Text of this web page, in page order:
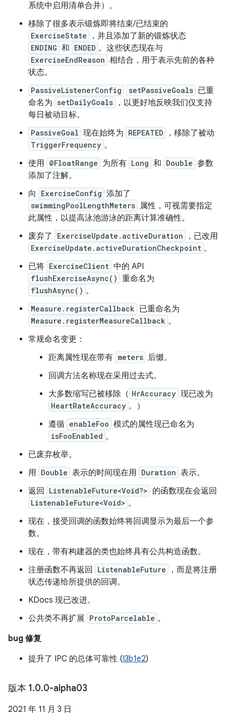
系统中启用清单合并）。
移除了很多表示锻炼即将结束/已结束的
ExerciseState ，并且添加了新的锻炼状态
ENDING 和 ENDED 。这些状态现在与
ExerciseEndReason 相结合，用于表示先前的各种
状态。
PassiveListenerConfig setPassiveGoals 已重
命名为 setDailyGoals
，以更好地反映我们仅支持
每日被动目标。
PassiveGoal 现在始终为 REPEATED ，移除了被动
TriggerFrequency 。
使用 @FloatRange 为所有 Long 和 Double 参数
添加了注解。
向
ExerciseConfig 添加了
swimmingPoolLengthMeters 属性，可视需要指定
此属性，以提高泳池游泳的距离计算准确性。
废弃了
ExerciseUpdate.activeDuration ，已改用
ExerciseUpdate.activeDurationCheckpoint 。
已将 ExerciseClient 中的 API
flushExerciseAsync() 重命名为
flushAsync() 。
Measure.registerCallback 已重命名为
Measure.registerMeasureCallback 。
常规命名变更：
距离属性现在带有 meters 后缀。
回调方法名称现在采用过去式。
大多数缩写已被移除（ HrAccuracy 现已改为
HeartRateAccuracy 。）
遵循 enableFoo 模式的属性现已命名为
isFooEnabled 。
已废弃枚举。
用 Double 表示的时间现在用 Duration 表示。
返回
ListenableFuture<Void?> 的函数现在会返回
ListenableFuture<Void> 。
现在，接受回调的函数始终将回调显示为最后一个参
数。
现在，带有构建器的类也始终具有公共构造函数。
注册函数不再返回
ListenableFuture
，而是将注册
状态传递给所提供的回调。
KDocs 现已改进。
公共类不再扩展 ProtoParcelable 。
bug 修复
提升了 IPC 的总体可靠性 (I3b1e2)
版本 1.0.0-alpha03
2021 年 11 月 3 日